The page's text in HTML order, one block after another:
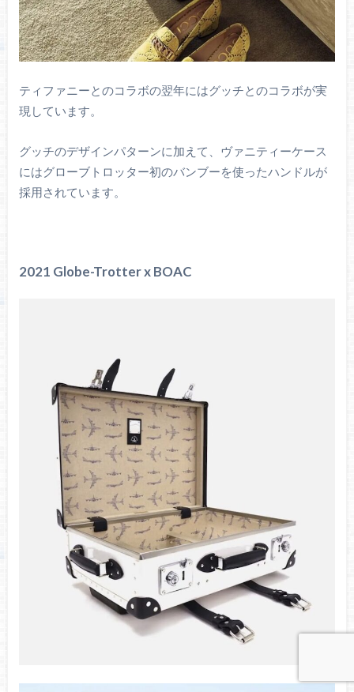
ティファニーとのコラボの翌年にはグッチとのコラボが実
現しています。
グッチのデザインパターンに加えて、ヴァニティーケース
にはグローブトロッター初のバンブーを使ったハンドルが
採用されています。
2021 Globe-Trotter x BOAC